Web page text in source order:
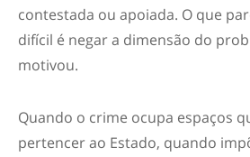
contestada ou apoiada. O que
difícil é negar a dimensão do
motivou.
Quando o crime ocupa espaços
pertencer ao Estado, quando